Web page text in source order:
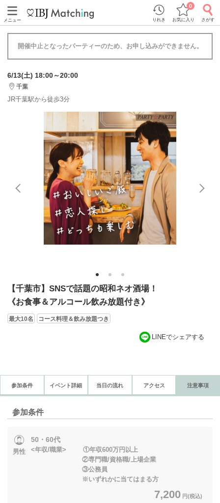
メニュー りれき お気に入り
0
さがす
開催中止となったパーティーのため、お申し込みができません。
6/13(土) 18:00～20:00
千葉
JR千葉駅から徒歩3分
1 2 3
【千葉市】SNSで話題の昭和ネオ酒場！
《お食事＆アルコール飲み放題付き》
最大10名 コース料理＆飲み放題つき
LINEでシェアする
参加条件 イベント詳細 当日の流れ アクセス 注意事項
参加条件
男性
50・60代
<年収/職業> ①年収600万円以上
②専門職/資格職/上場企業
③公務員
※いずれかに当てはまる方
7,200 円(税込)